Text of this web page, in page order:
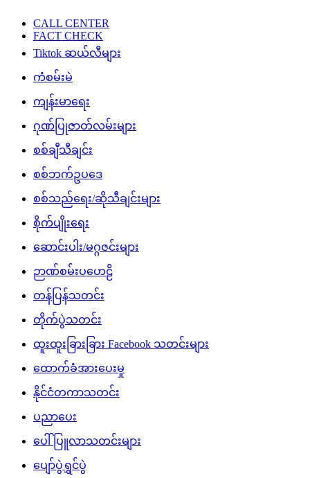
CALL CENTER
FACT CHECK
Tiktok ဆယ်လီများ
ကံစမ်းမဲ
ကျန်းမာရေး
ဂုဏ်ပြုဇာတ်လမ်းများ
စစ်ချီသီချင်း
စစ်ဘက်ဥပဒေ
စစ်သည်ရေး/ဆိုသီချင်းများ
စိုက်ပျိုးရေး
ဆောင်းပါး/မဂ္ဂဇင်းများ
ဉာဏ်စမ်းပဟေဠိ
တန်ပြန်သတင်း
တိုက်ပွဲသတင်း
ထူးထူးခြားခြား Facebook သတင်းများ
ထောက်ခံအားပေးမှု
နိုင်ငံတကာသတင်း
ပညာပေး
ပေါ်ပြူလာသတင်းများ
ပျော်ပွဲရွှင်ပွဲ